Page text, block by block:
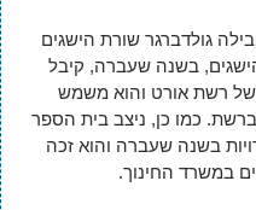
גולדברגר שורת הישגים
הישגים, בשנה שעברה, קיבל
של רשת אורט והוא משמש
כמו כן, ניצב בית הספר
בשנה שעברה והוא זכה
במשרד החינוך.